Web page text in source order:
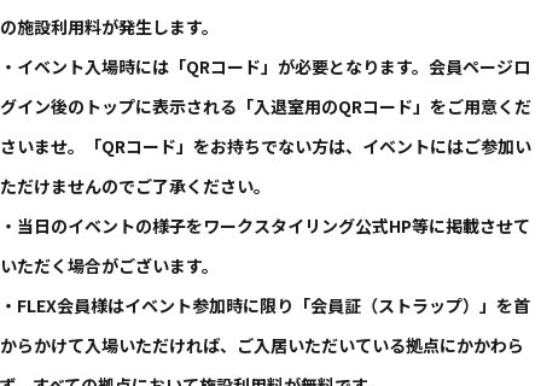
の​施設利用料が​発生します。​
・イベント入場時には​「QRコード」が​必要と​なります。​会員ページロ
グイン後の​トップに​表示される​「入退室用の​QRコード」を​ご用意くだ
さいませ。​「QRコード」を​お持ちでない方は、​イベントには​ご参加い
ただけませんので​ご了承ください。​
・​当日の​イベントの​様子を​ワークスタイリング公式HP等に​掲載させて
いただく​場合が​ございます。​
・FLEX会員様は​イベント参加時に​限り​「会員証​（ストラップ）」を​首
から​かけて​入場いただければ、​ご入居いただいている​拠点に​かかわら